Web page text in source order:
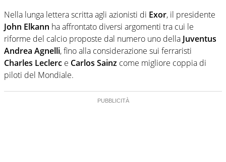
Nella lunga lettera scritta agli azionisti di Exor, il presidente
John Elkann ha affrontato diversi argomenti tra cui le
riforme del calcio proposte dal numero uno della Juventus
Andrea Agnelli, fino alla considerazione sui ferraristi
Charles Leclerc e Carlos Sainz come migliore coppia di
piloti del Mondiale.